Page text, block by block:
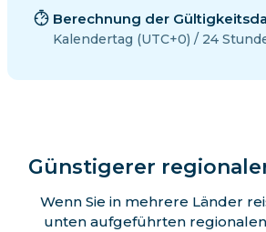
Berechnung der
Kalendertag (UTC+0) / 24
Günstigerer
Wenn Sie in mehrere Länder
unten aufgeführten